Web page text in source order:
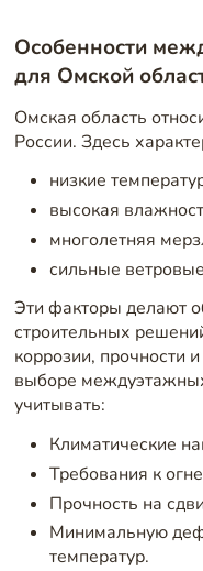
Особенности
для Омской
Омская область
России. Здесь
низкие
высокая
многолетняя
сильные
Эти факторы делают
строительных
коррозии, прочности
выборе
учитывать:
Климатические
Требования к
Прочность на
Минимальную
температур.